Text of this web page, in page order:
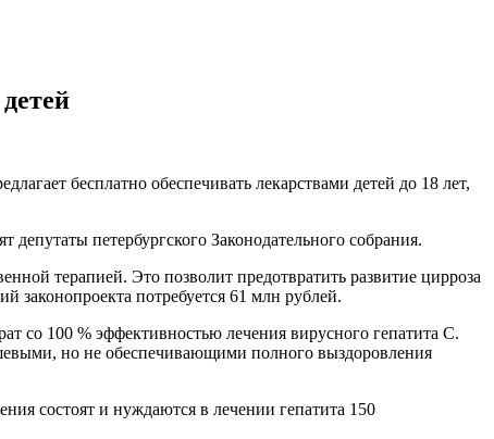
бесплатно обеспечивать лекарствами детей до 18 лет,
петербургского Законодательного собрания.
терапией. Это позволит предотвратить развитие цирроза
законопроекта потребуется 61 млн рублей.
со 100 % эффективностью лечения вирусного гепатита С.
но не обеспечивающими полного выздоровления
состоят и нуждаются в лечении гепатита 150